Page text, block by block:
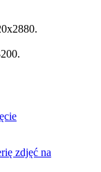
zdjęć na